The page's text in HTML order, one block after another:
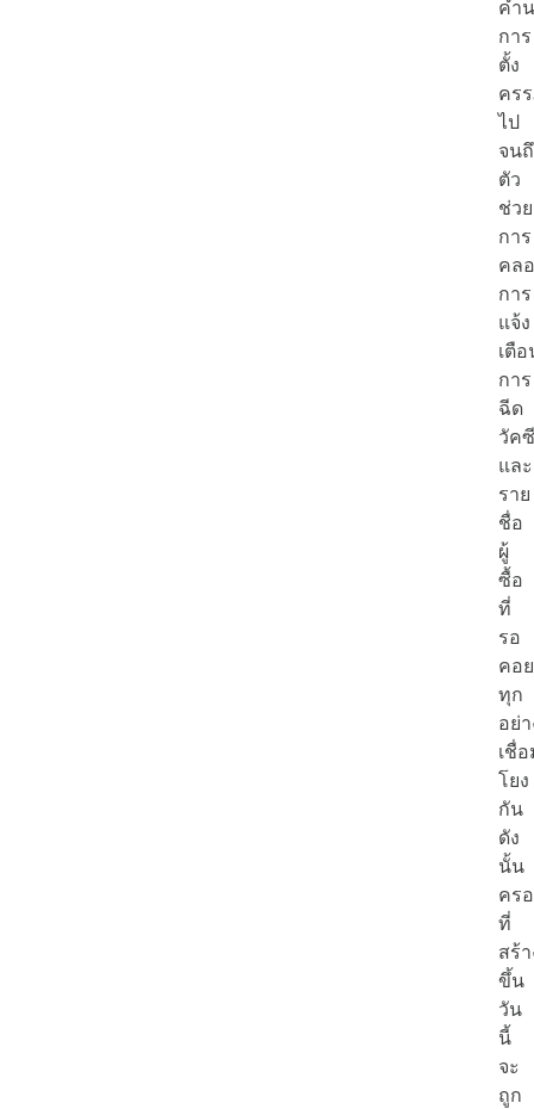
คำ
การ
ตั้ง
คร
ไป
จน
ตัว
ช่วย
การ
คล
การ
แจ้ง
เตื
การ
ฉีด
วัค
และ
ราย
ชื่อ
ผู้
ซื้อ
ที่
รอ
คอย
ทุก
อย่
เชื่
โยง
กัน
ดัง
นั้น
คร
ที่
สร้
ขึ้น
วัน
นี้
จะ
ถูก